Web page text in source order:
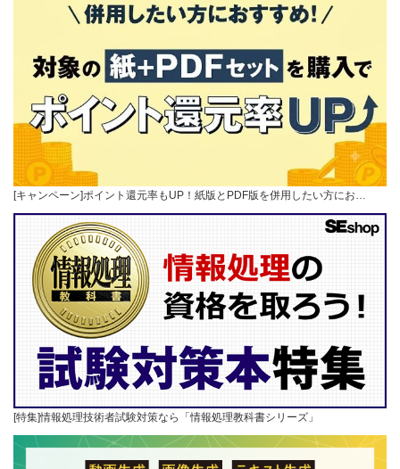
[キャンペーン]ポイント還元率もUP！紙版とPDF版を併用したい方にお…
[特集]情報処理技術者試験対策なら「情報処理教科書シリーズ」